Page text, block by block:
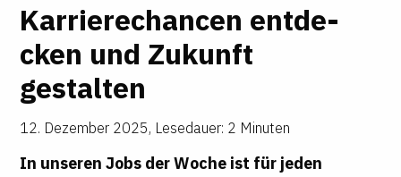
Kar­rie­re­chancen ent­de­
cken und Zukunft
gestalten
12. Dezember 2025, Lesedauer: 2 Minuten
In unseren Jobs der Woche ist für jeden